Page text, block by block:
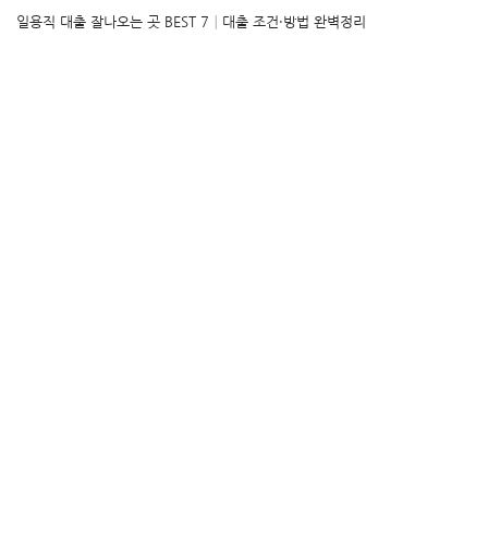
일용직 대출 잘나오는 곳 BEST 7│대출 조건·방법 완벽정리